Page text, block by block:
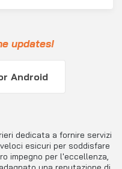
updates!
Android
dedicata a fornire servizi
esicuri per soddisfare
impegno per l'eccellenza,